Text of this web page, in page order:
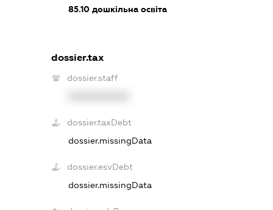
85.10дошкільна освіта
dossier.tax
dossier.staff
dossier.taxDebt
dossier.missingData
dossier.esvDebt
dossier.missingData